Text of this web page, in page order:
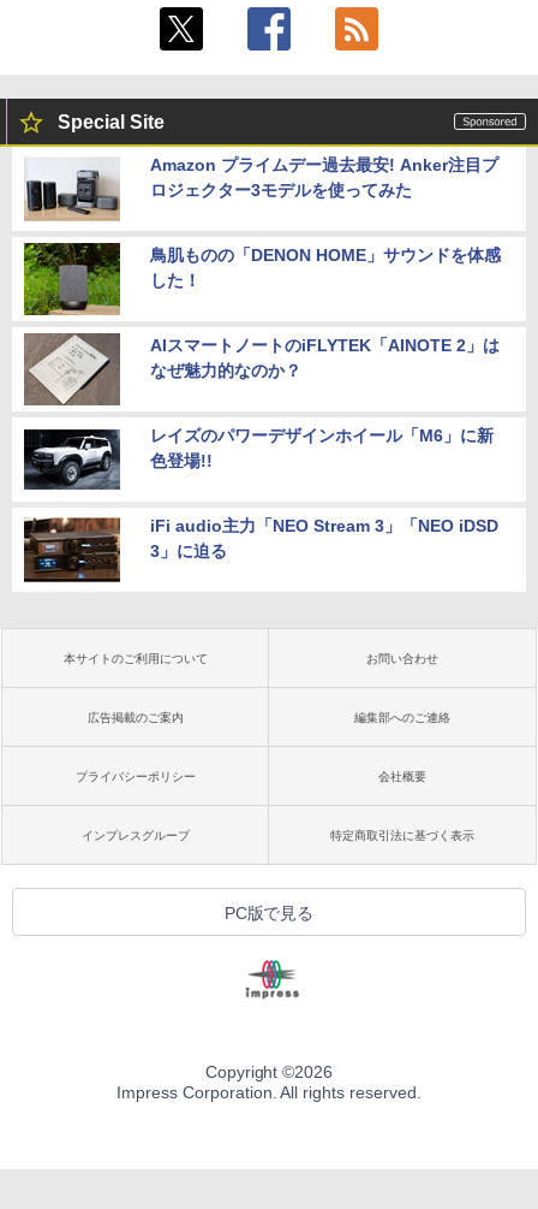
Special Site
Amazon プライムデー過去最安! Anker注目プ
ロジェクター3モデルを使ってみた
鳥肌ものの「DENON HOME」サウンドを体感
した！
AIスマートノートのiFLYTEK「AINOTE 2」は
なぜ魅力的なのか？
レイズのパワーデザインホイール「M6」に新
色登場!!
iFi audio主力「NEO Stream 3」「NEO iDSD
3」に迫る
本サイトのご利用について お問い合わせ
広告掲載のご案内 編集部へのご連絡
プライバシーポリシー 会社概要
インプレスグループ 特定商取引法に基づく表示
PC版で見る
Copyright ©2026
Impress Corporation. All rights reserved.